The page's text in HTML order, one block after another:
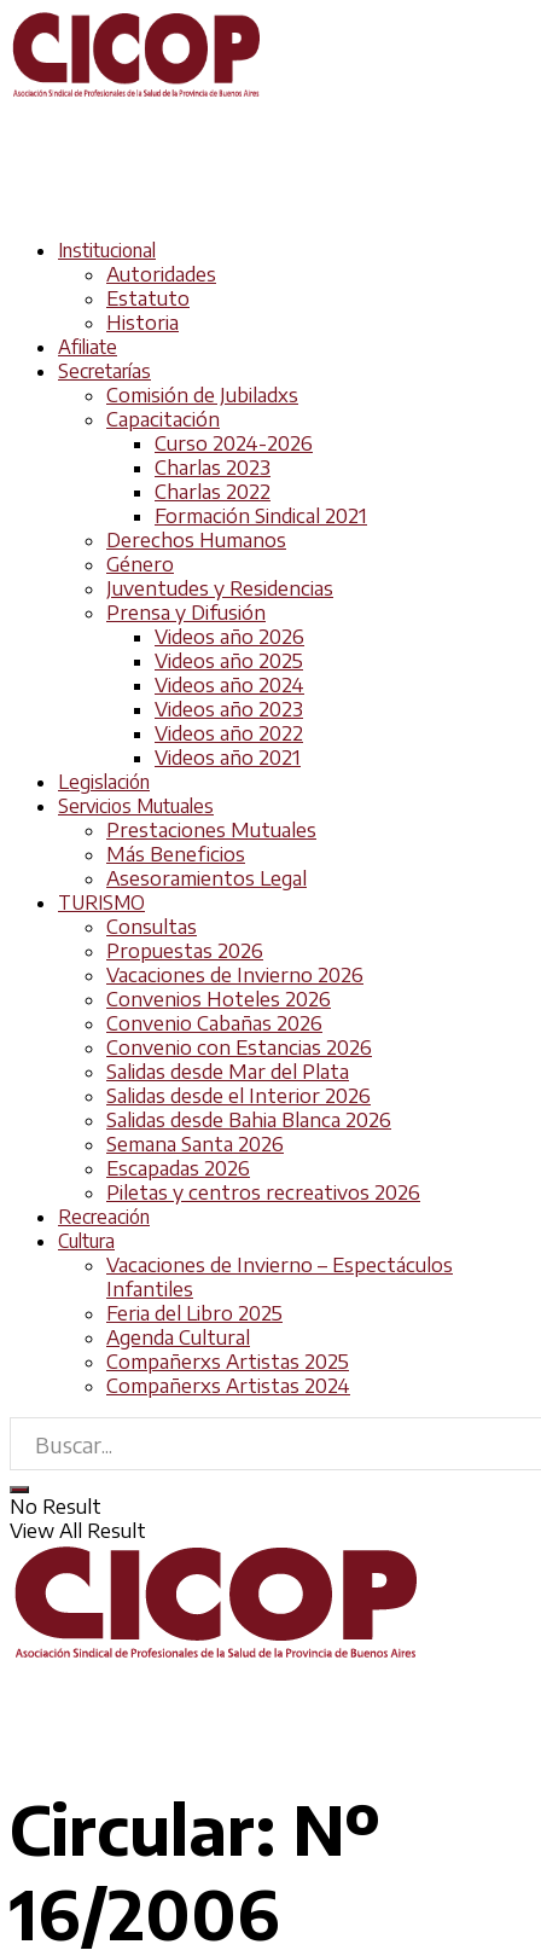
Institucional
Autoridades
Estatuto
Historia
Afiliate
Secretarías
Comisión de Jubiladxs
Capacitación
Curso 2024-2026
Charlas 2023
Charlas 2022
Formación Sindical 2021
Derechos Humanos
Género
Juventudes y Residencias
Prensa y Difusión
Videos año 2026
Videos año 2025
Videos año 2024
Videos año 2023
Videos año 2022
Videos año 2021
Legislación
Servicios Mutuales
Prestaciones Mutuales
Más Beneficios
Asesoramientos Legal
TURISMO
Consultas
Propuestas 2026
Vacaciones de Invierno 2026
Convenios Hoteles 2026
Convenio Cabañas 2026
Convenio con Estancias 2026
Salidas desde Mar del Plata
Salidas desde el Interior 2026
Salidas desde Bahia Blanca 2026
Semana Santa 2026
Escapadas 2026
Piletas y centros recreativos 2026
Recreación
Cultura
Vacaciones de Invierno – Espectáculos
Infantiles
Feria del Libro 2025
Agenda Cultural
Compañerxs Artistas 2025
Compañerxs Artistas 2024
No Result
View All Result
Circular: Nº
16/2006